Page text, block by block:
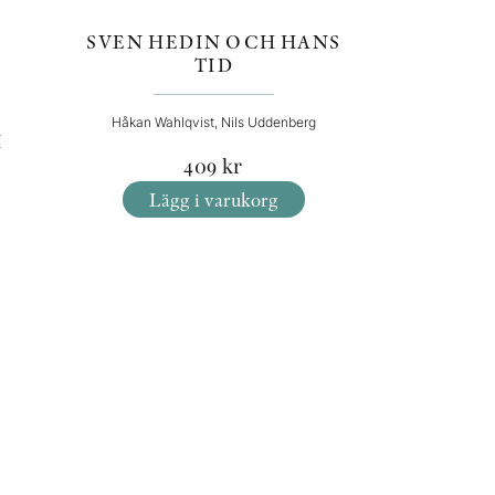
SVEN HEDIN OCH HANS
TID
Håkan Wahlqvist, Nils Uddenberg
409 kr
Lägg i varukorg